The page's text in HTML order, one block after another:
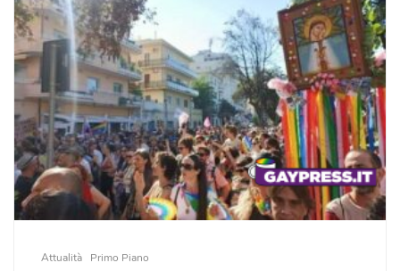
Attualità Primo Piano